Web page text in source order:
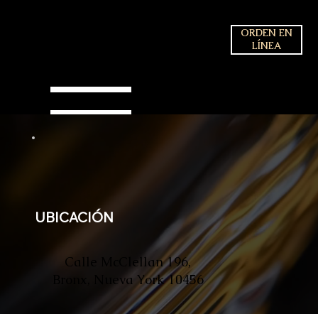
ORDEN EN
LÍNEA
UBICACIÓN
Calle McClellan 196,
Bronx, Nueva York 10456